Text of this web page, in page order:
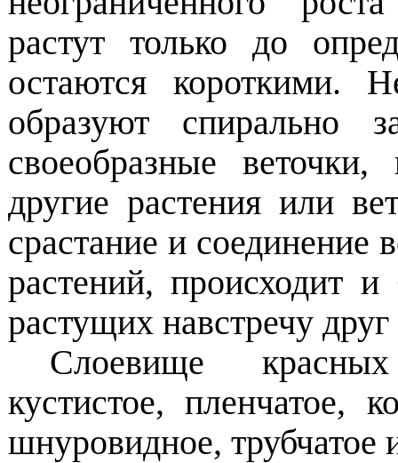
растут только до
остаются короткими.
образуют спирально
своеобразные
другие растения или
срастание и соединение
растений, происходит
растущих навстречу
Слоевище
кустистое, пленчатое,
шнуровидное,